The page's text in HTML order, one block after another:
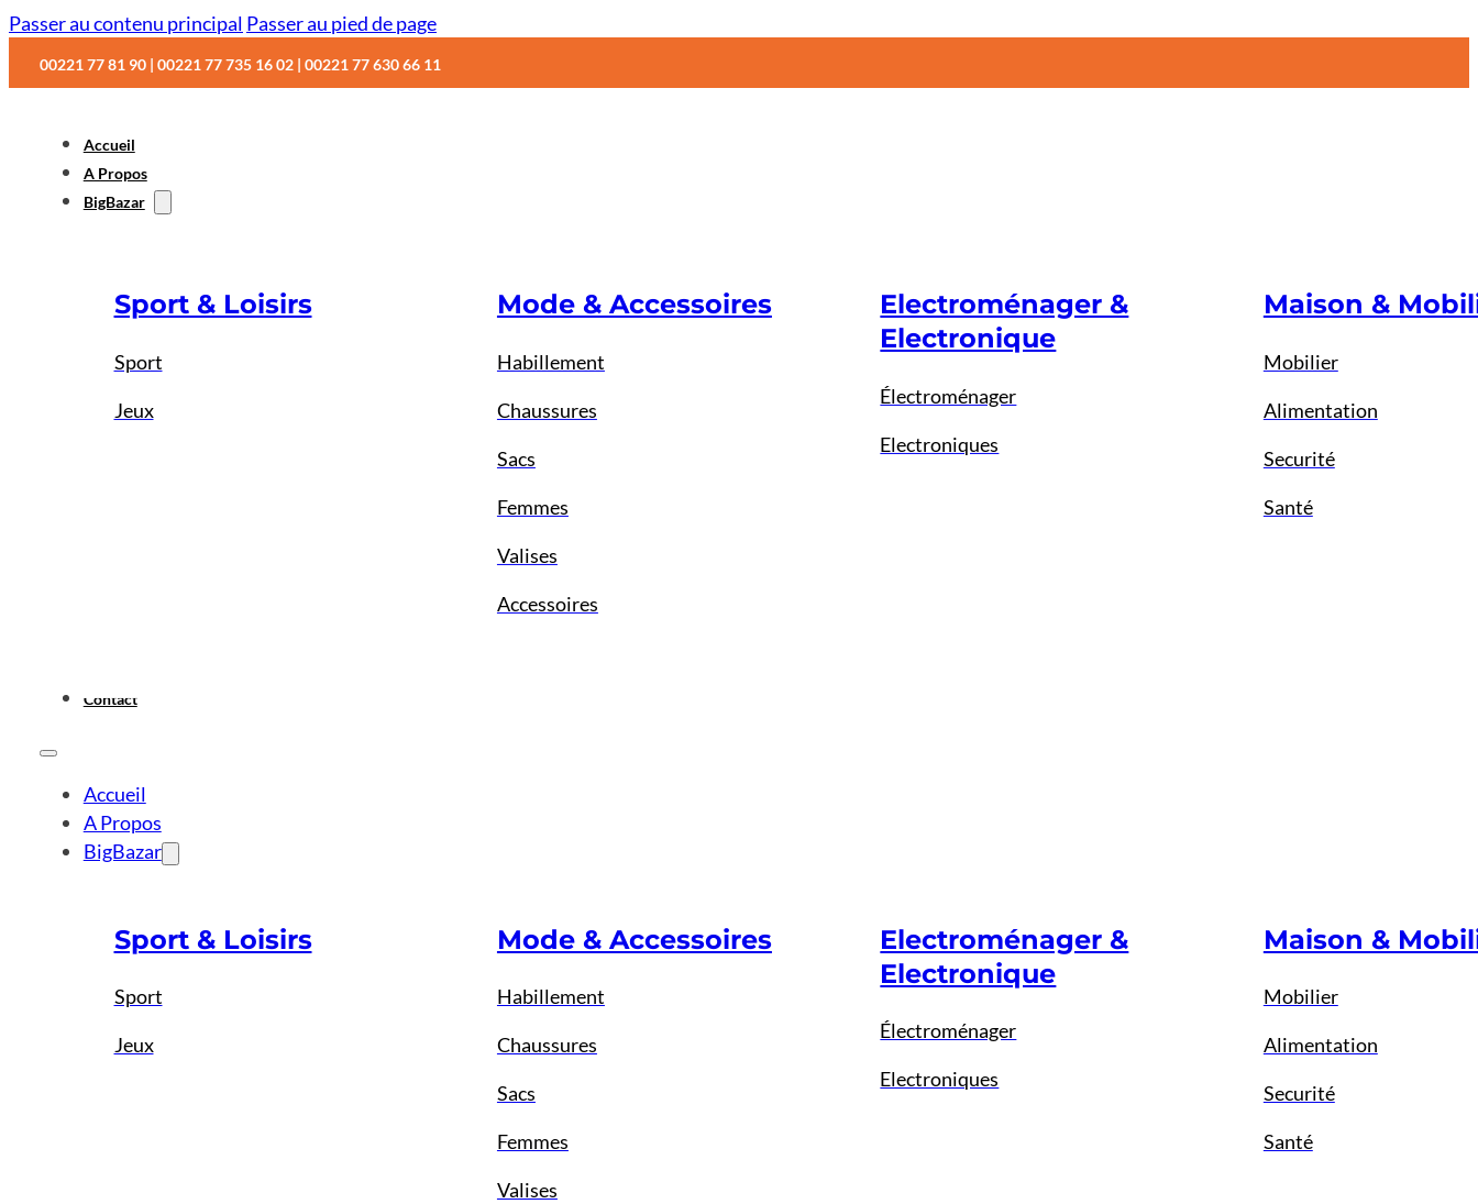
Passer au contenu principal Passer au pied de page
00221 77 81 90 | 00221 77 735 16 02 | 00221 77 630 66 11
Accueil
A Propos
BigBazar
Sport & Loisirs
Sport
Jeux
Mode & Accessoires
Habillement
Chaussures
Sacs
Femmes
Valises
Accessoires
Electroménager &
Electronique
Électroménager
Electroniques
Maison &
Mobilier
Alimentation
Securité
Santé
Contact
Accueil
A Propos
BigBazar
Sport & Loisirs
Sport
Jeux
Mode & Accessoires
Habillement
Chaussures
Sacs
Femmes
Valises
Electroménager &
Electronique
Électroménager
Electroniques
Maison &
Mobilier
Alimentation
Securité
Santé